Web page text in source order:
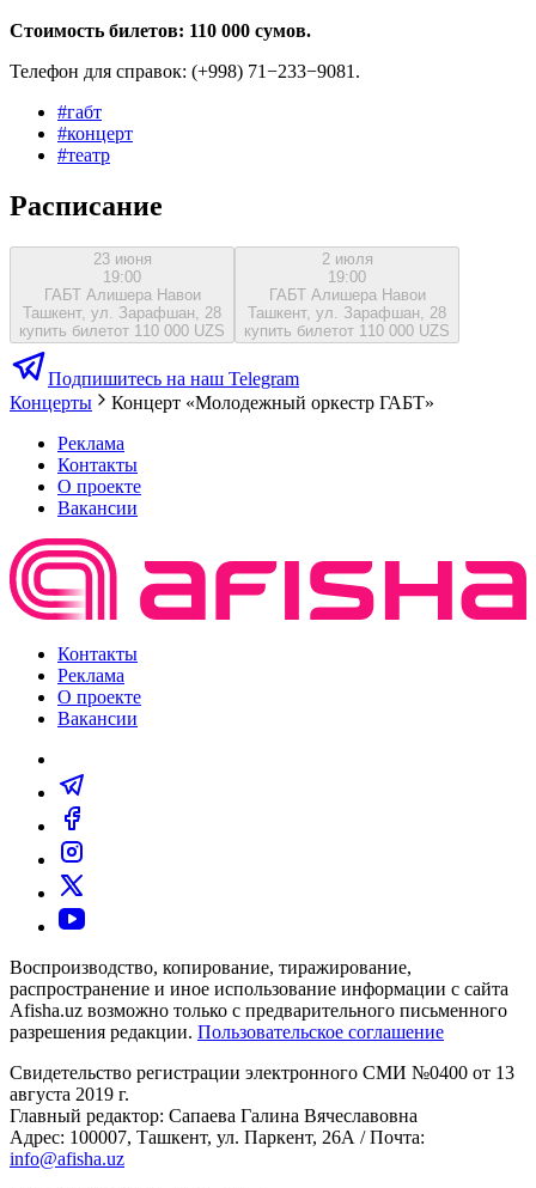
Стоимость билетов: 110 000 сумов.
Телефон для справок: (+998) 71−233−9081.
#габт
#концерт
#театр
Расписание
23 июня
19:00
ГАБТ Алишера Навои
Ташкент, ул. Зарафшан, 28
купить билетот 110 000 UZS
2 июля
19:00
ГАБТ Алишера Навои
Ташкент, ул. Зарафшан, 28
купить билетот 110 000 UZS
Подпишитесь на наш Telegram
Концерты
Концерт «Молодежный оркестр ГАБТ»
Реклама
Контакты
О проекте
Вакансии
Контакты
Реклама
О проекте
Вакансии
Воспроизводство, копирование, тиражирование,
распространение и иное использование информации с сайта
Afisha.uz возможно только с предварительного письменного
разрешения редакции. Пользовательское соглашение
Свидетельство регистрации электронного СМИ №0400 от 13
августа 2019 г.
Главный редактор: Сапаева Галина Вячеславовна
Адрес: 100007, Ташкент, ул. Паркент, 26А / Почта:
info@afisha.uz